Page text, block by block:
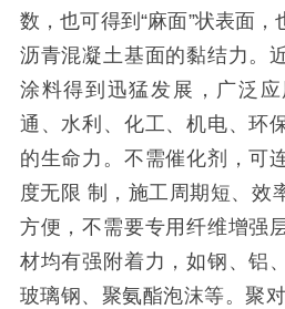
数，也可得到“麻面”状表面
沥青混凝土基面的黏结力。
涂料得到迅猛发展，广泛
通、水利、化工、机电、环
的生命力。不需催化剂，可
度无限 制，施工周期短、效
方便，不需要专用纤维增强
材均有强附着力，如钢、铝
玻璃钢、聚氨酯泡沫等。聚